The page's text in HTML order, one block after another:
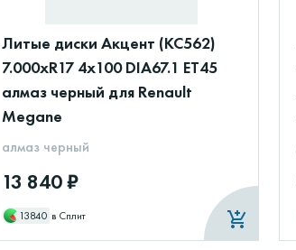
Литые диски Акцент (КС562)
7.000xR17 4x100 DIA67.1 ET45
алмаз черный для Renault
Megane
алмаз черный
13 840 ₽
13840 в Сплит